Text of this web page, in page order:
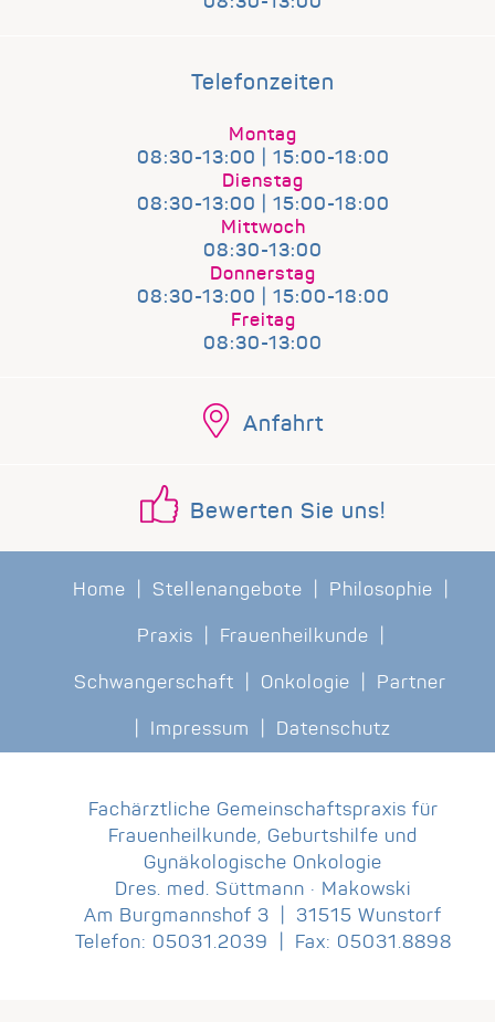
Telefonzeiten
Montag
08:30-13:00 | 15:00-18:00
Dienstag
08:30-13:00 | 15:00-18:00
Mittwoch
08:30-13:00
Donnerstag
08:30-13:00 | 15:00-18:00
Freitag
08:30-13:00
Anfahrt
Bewerten Sie uns!
Home Stellenangebote Philosophie
Praxis
Frauenheilkunde
Schwangerschaft
Onkologie
Partner
Impressum Datenschutz
Fachärztliche Gemeinschaftspraxis für
Frauenheilkunde, Geburtshilfe und
Gynäkologische Onkologie
Dres. med. Süttmann · Makowski
Am Burgmannshof 3 | 31515 Wunstorf
Telefon: 05031.2039 | Fax: 05031.8898